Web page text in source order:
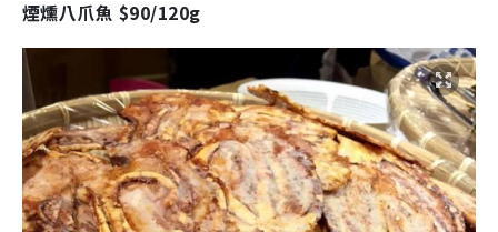
煙燻八爪魚 $90/120g